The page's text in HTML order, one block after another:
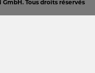
Tous droits réservés